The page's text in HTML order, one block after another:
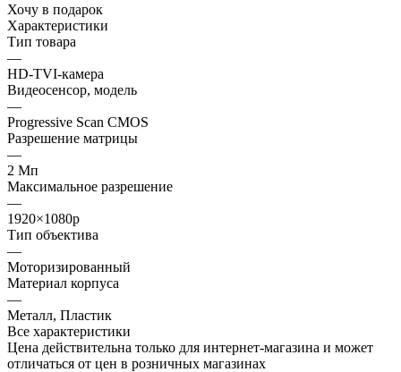
Хочу в подарок
Характеристики
Тип товара
—
HD-TVI-камера
Видеосенсор, модель
—
Progressive Scan CMOS
Разрешение матрицы
—
2 Мп
Максимальное разрешение
—
1920×1080p
Тип объектива
—
Моторизированный
Материал корпуса
—
Металл, Пластик
Все характеристики
Цена действительна только для интернет-магазина и может
отличаться от цен в розничных магазинах